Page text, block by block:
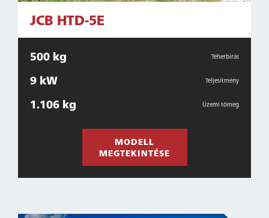
JCB HTD-5E
500 kg Teherbírás
9 kW Teljesítmény
1.106 kg Üzemi tömeg
MODELL
MEGTEKINTÉSE